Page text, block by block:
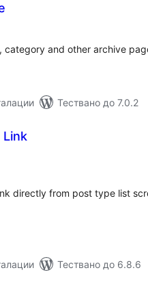
and other archive
Тествано до 7.0.2
Link
directly from post type list
Тествано до 6.8.6